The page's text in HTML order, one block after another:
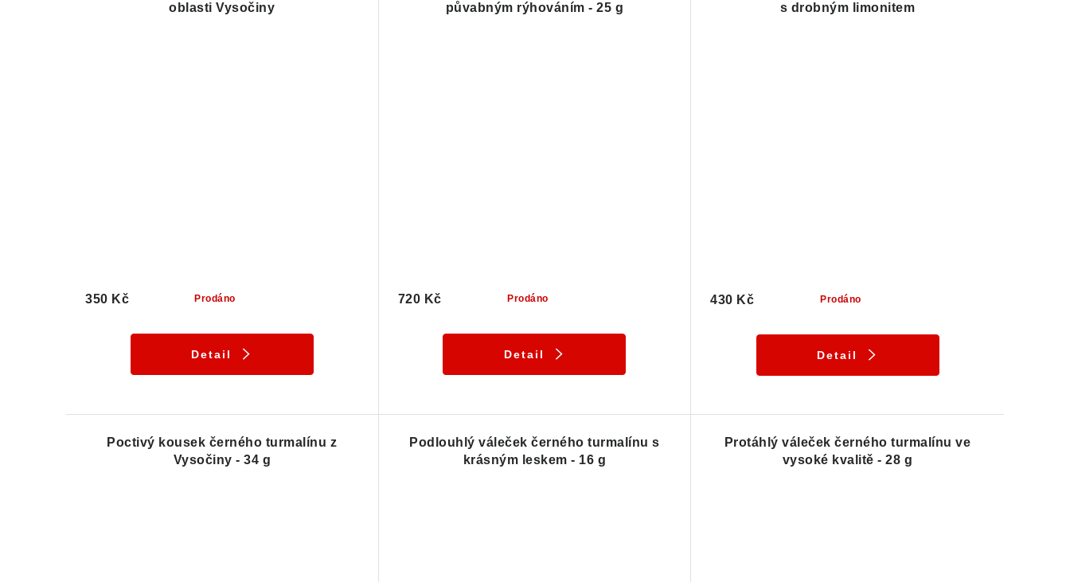
oblasti Vysočiny
Prodáno
350 Kč
Detail
půvabným rýhováním - 25 g
Prodáno
720 Kč
Detail
s drobným limonitem
Prodáno
430 Kč
Detail
Poctivý kousek černého turmalínu z
Vysočiny - 34 g
Podlouhlý váleček černého turmalínu s
krásným leskem - 16 g
Protáhlý váleček černého turmalínu ve
vysoké kvalitě - 28 g